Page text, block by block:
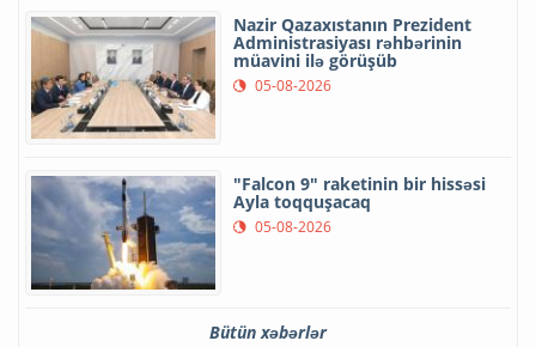
Nazir Qazaxıstanın Prezident
Administrasiyası rəhbərinin
müavini ilə görüşüb
05-08-2026
"Falcon 9" raketinin bir hissəsi
Ayla toqquşacaq
05-08-2026
Bütün xəbərlər